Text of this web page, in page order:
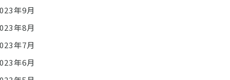
年9月
年8月
年7月
年6月